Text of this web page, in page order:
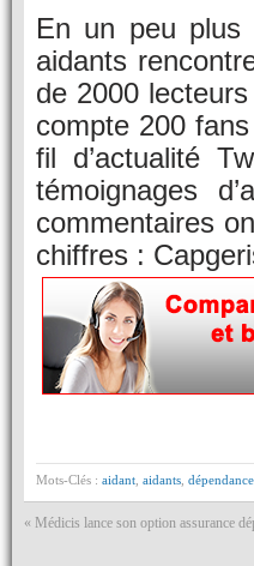
En un peu plus
aidants
de 2000
compte 200
fil d’actualité
témoignages
commentaires
chiffres :
Mots-Clés : aidant aidants dépendance
« Médicis lance son option assurance